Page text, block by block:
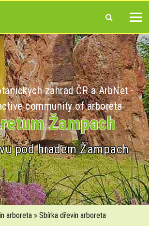
zahrad ČR a ArbNet -
community of arboreta
Žampach
pod hradem Žampach
arboreta » Sbírka dřevin arboreta